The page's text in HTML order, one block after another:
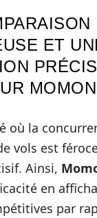
ET
où la
vols est
Ainsi,
en
par